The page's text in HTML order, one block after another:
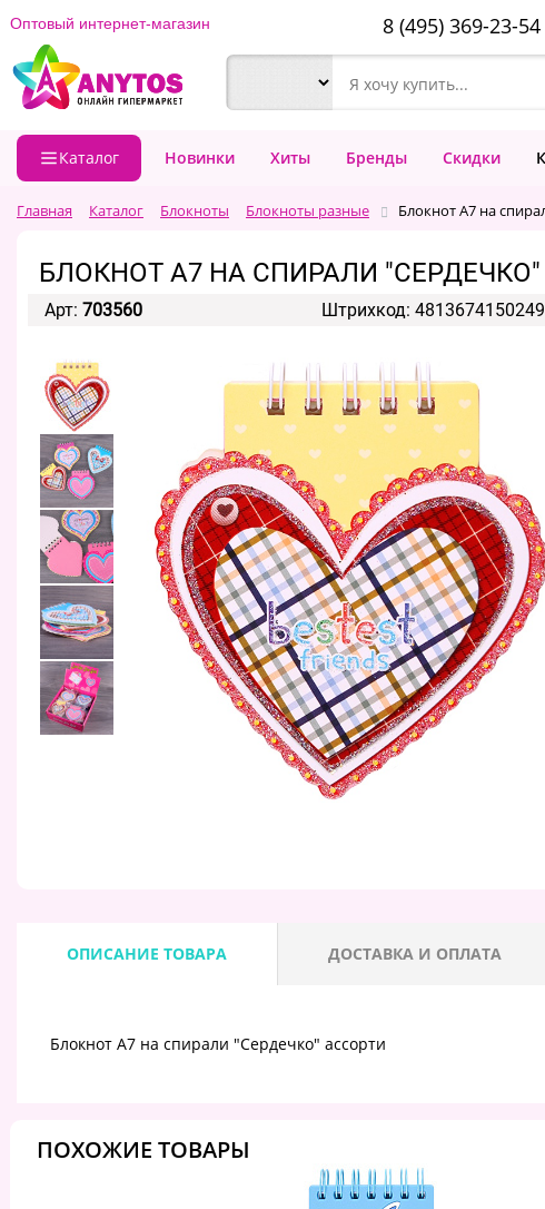
Оптовый интернет-магазин 8 (495) 369-23-54
Каталог Новинки Хиты Бренды Скидки
Главная Каталог Блокноты Блокноты разные Блокнот А7 на
БЛОКНОТ А7 НА СПИРАЛИ
Арт: 703560 Штрихкод: 4813674150249
ОПИСАНИЕ ТОВАРА ДОСТАВКА И ОПЛАТА
Блокнот А7 на спирали "Сердечко" ассорти
ПОХОЖИЕ ТОВАРЫ